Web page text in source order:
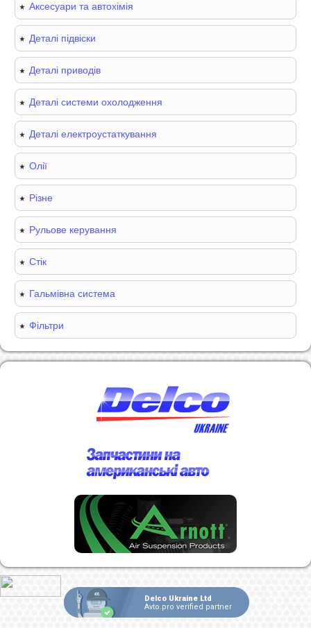
Аксесуари та автохімія
Деталі підвіски
Деталі приводів
Деталі системи охолодження
Деталі електроустаткування
Олії
Різне
Рульове керування
Стік
Гальмівна система
Фільтри
Delco Ukraine Ltd
Avto.pro verified partner